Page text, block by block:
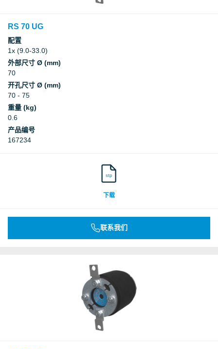
RS 70 UG
配置
1x (9.0-33.0)
外部尺寸 Ø (mm)
70
开孔尺寸 Ø (mm)
70 - 75
重量 (kg)
0.6
产品编号
167234
stp
下载
联系我们